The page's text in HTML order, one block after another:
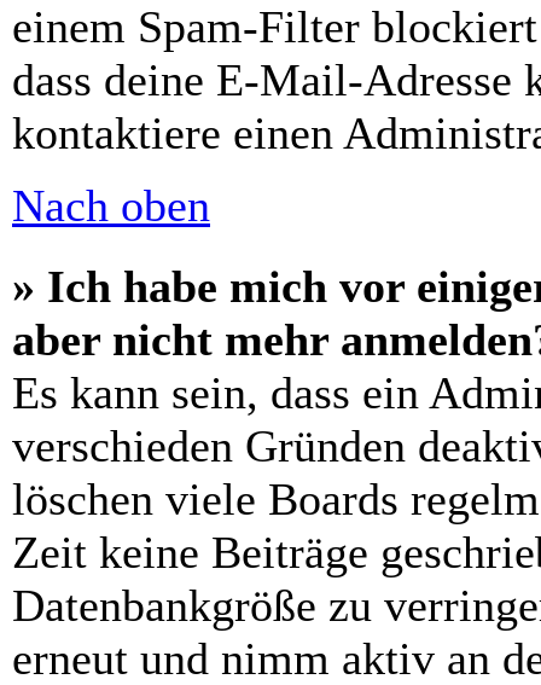
einem Spam-Filter
dass deine E-Mail-Adresse
kontaktiere einen
Nach oben
» Ich habe mich vor
aber nicht mehr
Es kann sein, dass ein
verschieden Gründen
löschen viele Boards
Zeit keine Beiträge
Datenbankgröße zu
erneut und nimm aktiv an